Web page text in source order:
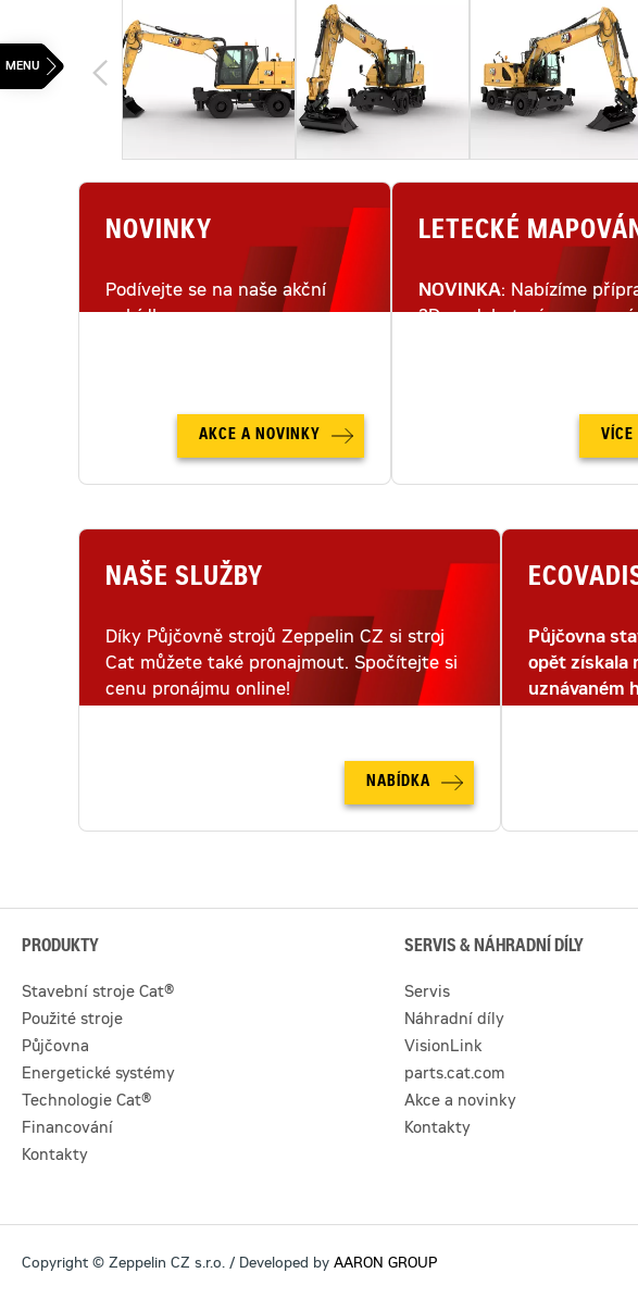
NOVINKY
Podívejte se na naše akční
nabídky.
AKCE A NOVINKY
LETECKÉ
NOVINKA: Nabízíme
3D modelu terénu pomocí
VÍCE
NAŠE SLUŽBY
Díky Půjčovně strojů Zeppelin CZ si stroj
Cat můžete také pronajmout. Spočítejte si
cenu pronájmu online!
NABÍDKA
Půjčovna
opět získala
uznávaném
PRODUKTY
Stavební stroje Cat®
Použité stroje
Půjčovna
Energetické systémy
Technologie Cat®
Financování
Kontakty
SERVIS & NÁHRADNÍ DÍLY
Servis
Náhradní díly
VisionLink
parts.cat.com
Akce a novinky
Kontakty
Copyright © Zeppelin CZ s.r.o. / Developed by AARON GROUP